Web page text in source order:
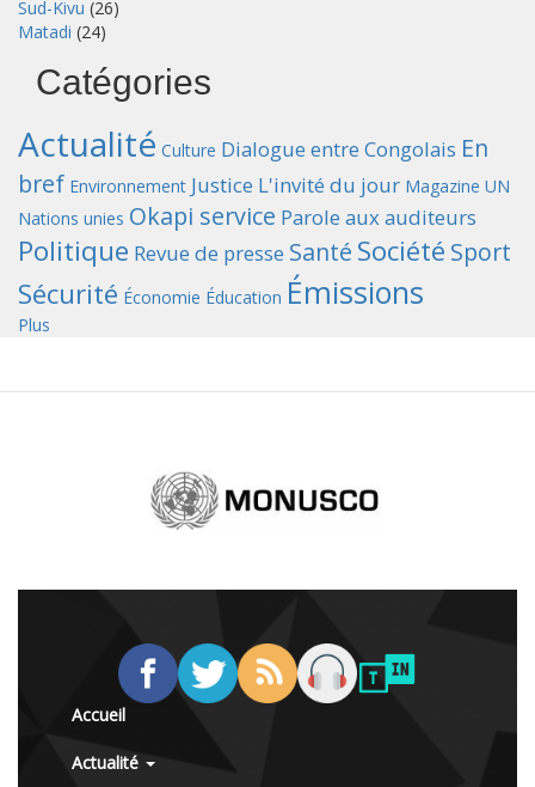
Sud-Kivu (26)
Matadi (24)
Catégories
Actualité Culture Dialogue entre Congolais En
bref Environnement Justice L'invité du jour Magazine UN
Nations unies Okapi service Parole aux auditeurs
Politique Revue de presse Santé Société Sport
Sécurité Économie Éducation Émissions
Plus
Accueil
Actualité